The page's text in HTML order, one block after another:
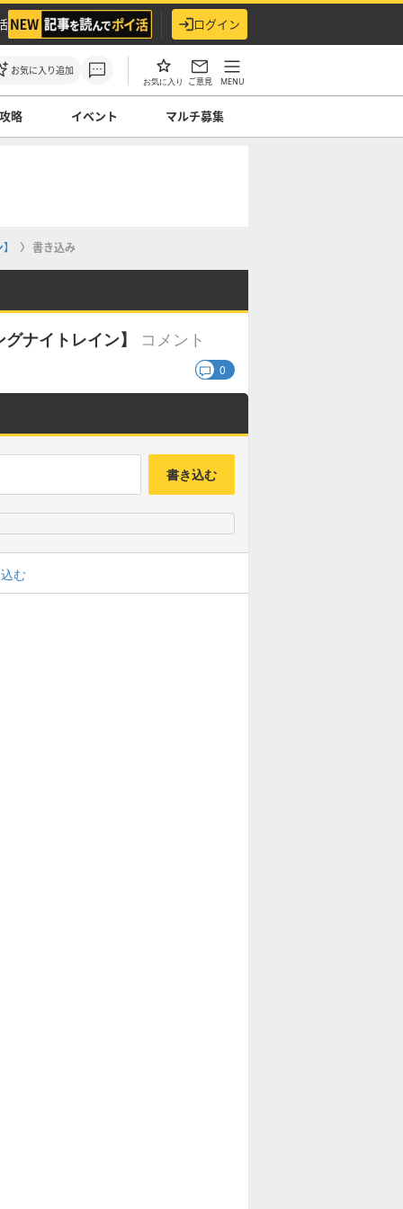
ログイン
お気に入り追加
お気に入り ご意見 MENU
略 イベント マルチ募集
書き込み
ナイトレイン】 コメント
0
書き込む
む